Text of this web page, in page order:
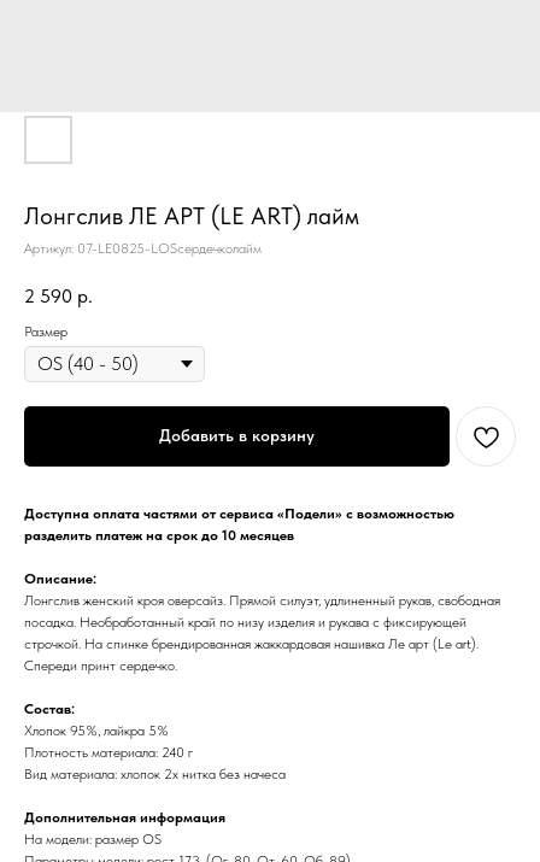
Лонгслив ЛЕ АРТ (LE ART) лайм
Артикул: 07-LE0825-LOSсердечколайм
2 590 р.
Размер
Добавить в корзину
Доступна оплата частями от сервиса «Подели» с возможностью
разделить платеж на срок до 10 месяцев
Описание:
Лонгслив женский кроя оверсайз. Прямой силуэт, удлиненный рукав, свободная
посадка. Необработанный край по низу изделия и рукава с фиксирующей
строчкой. На спинке брендированная жаккардовая нашивка Ле арт (Le art).
Спереди принт сердечко.
Состав:
Хлопок 95%, лайкра 5%
Плотность материала: 240 г
Вид материала: хлопок 2х нитка без начеса
Дополнительная информация
На модели: размер OS